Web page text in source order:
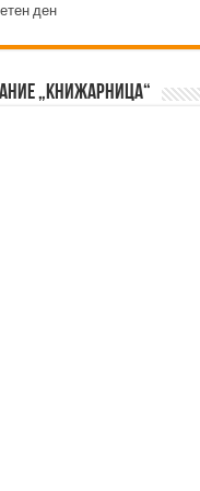
ден
„Книжарница“